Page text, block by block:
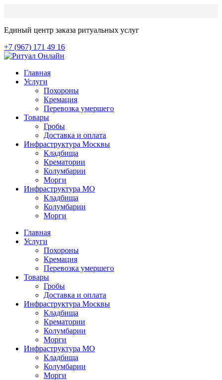
Единый центр заказа ритуальных услуг
+7 (967) 171 49 16
Главная
Услуги
Похороны
Кремация
Перевозка умершего
Товары
Гробы
Доставка и оплата
Инфраструктура Москвы
Кладбища
Крематории
Колумбарии
Морги
Инфраструктура МО
Кладбища
Колумбарии
Морги
Главная
Услуги
Похороны
Кремация
Перевозка умершего
Товары
Гробы
Доставка и оплата
Инфраструктура Москвы
Кладбища
Крематории
Колумбарии
Морги
Инфраструктура МО
Кладбища
Колумбарии
Морги